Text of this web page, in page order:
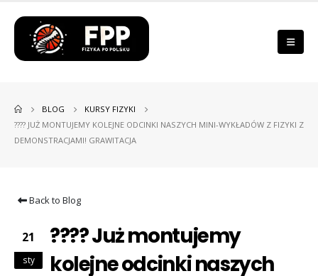
BLOG
KURSY FIZYKI
???? JUŻ MONTUJEMY KOLEJNE ODCINKI NASZYCH MINI-WYKŁADÓW Z FIZYKI Z
DEMONSTRACJAMI! GRAWITACJA
Back to Blog
21
sty
???? Już montujemy
kolejne odcinki naszych